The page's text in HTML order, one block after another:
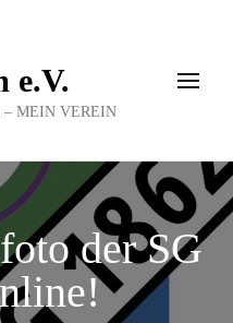
e.V.
– MEIN VEREIN
der SG